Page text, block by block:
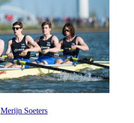
Merijn Soeters